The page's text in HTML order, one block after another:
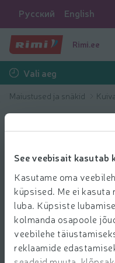
See veebisait kasutab
Kasutame oma
küpsised. Me ei kasuta
luba. Küpsiste
kolmanda osapoole
veebilehe
reklaamide
Русский English
Rimi.ee
Vali aeg
Maiustused ja snäkid